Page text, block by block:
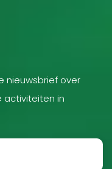
nieuwsbrief over
activiteiten in